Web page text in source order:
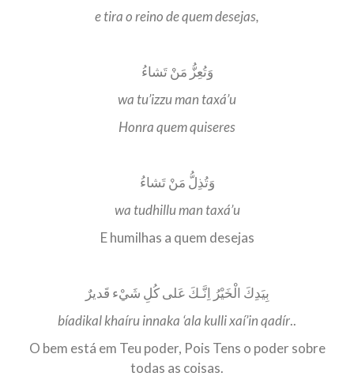
e tira o reino de quem desejas,
وَتُعِزُّ مَنْ تَشاءُ
wa tu’izzu man taxá’u
Honra quem quiseres
وَتُذِلُّ مَنْ تَشاءُ
wa tudhillu man taxá’u
E humilhas a quem desejas
بِيَدِكَ الْخَيْرُ اِنَّـكَ عَلى كُلِ شَيْء قَديرٌ
bíadikal khaíru innaka ‘ala kulli xaí’in qadír..
O bem está em Teu poder, Pois Tens o poder sobre
todas as coisas.